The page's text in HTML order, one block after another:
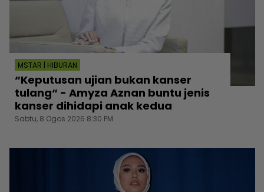
MSTAR | HIBURAN
“Keputusan ujian bukan kanser
tulang“ - Amyza Aznan buntu jenis
kanser dihidapi anak kedua
Sabtu, 8 Ogos 2026 8:30 PM